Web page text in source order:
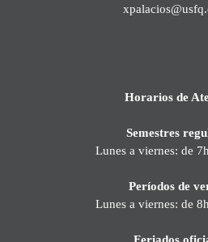
Horarios de
Semestres
Lunes a viernes: de
Períodos de
Lunes a viernes: de
Feriados